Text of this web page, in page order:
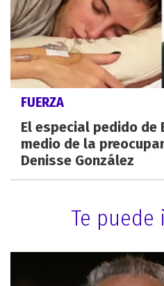
FUERZA
El especial pedido de
medio de la
Denisse González
Te puede